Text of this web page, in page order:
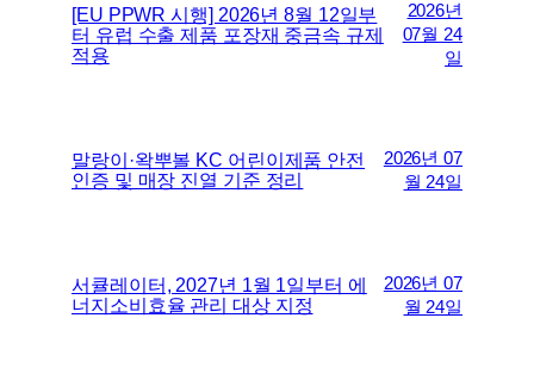
[EU PPWR 시행] 2026년 8월 12일부
터 유럽 수출 제품 포장재 중금속 규제
적용
2026년
07월 24
일
말랑이·왁뿌볼 KC 어린이제품 안전
인증 및 매장 진열 기준 정리
2026년 07
월 24일
서큘레이터, 2027년 1월 1일부터 에
너지소비효율 관리 대상 지정
2026년 07
월 24일